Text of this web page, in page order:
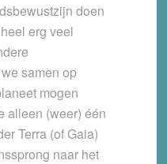
doen
erg veel
samen op
mogen
alleen (weer) één
Terra (of Gaia)
naar het